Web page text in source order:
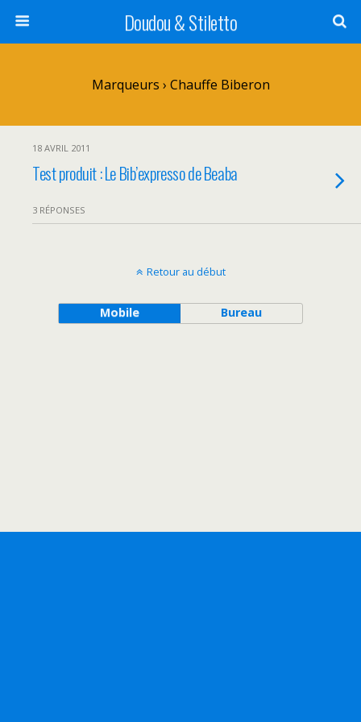
Doudou & Stiletto
Marqueurs › Chauffe Biberon
18 AVRIL 2011
Test produit : Le Bib’expresso de Beaba
3 RÉPONSES
Retour au début
Mobile Bureau